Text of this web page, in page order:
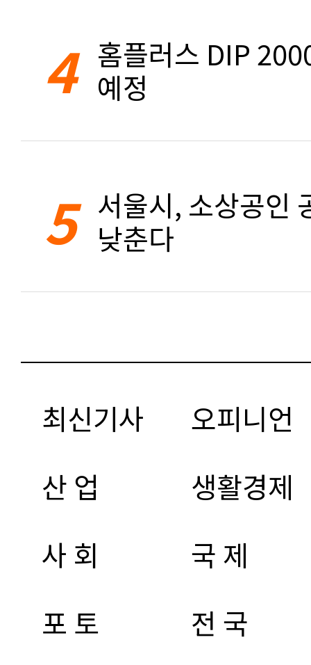
4 홈플러스 DIP
예정
5 서울시, 소상공인
낮춘다
최신기사
오피니언
산 업
생활경제
사 회
국 제
포 토
전 국